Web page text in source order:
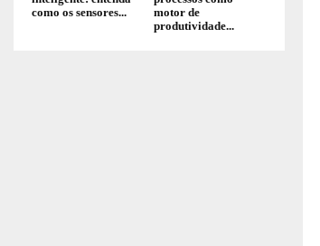
como os sensores...
motor de
produtividade...